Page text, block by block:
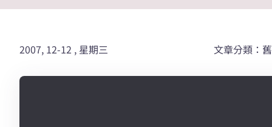
2007, 12-12 , 星期三 文章分類：